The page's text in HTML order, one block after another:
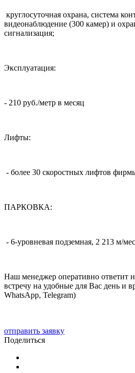
круглосуточная охрана, система
видеонаблюдение (300 камер) и
сигнализация;
Эксплуатация:
- 210 руб./метр в месяц
Лифты:
- более 30 скоростных лифтов
ПАРКОВКА:
- 6-уровневая подземная, 2 213 м/
Наш менеджер оперативно ответит
встречу на удобные для Вас день и
WhatsApp, Telegram)
отправить заявку
Поделиться